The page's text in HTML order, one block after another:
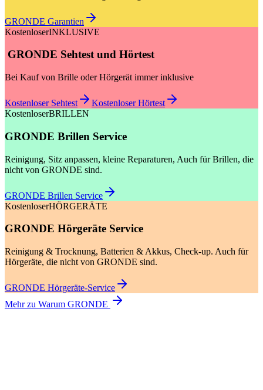
GRONDE Garantien
KostenloserINKLUSIVE
GRONDE Sehtest und Hörtest
Bei Kauf von Brille oder Hörgerät immer inklusive
Kostenloser Sehtest
Kostenloser Hörtest
KostenloserBRILLEN
GRONDE Brillen Service
Reinigung, Sitz anpassen, kleine Reparaturen, Auch für Brillen, die
nicht von GRONDE sind.
GRONDE Brillen Service
KostenloserHÖRGERÄTE
GRONDE Hörgeräte Service
Reinigung & Trocknung, Batterien & Akkus, Check-up. Auch für
Hörgeräte, die nicht von GRONDE sind.
GRONDE Hörgeräte-Service
Mehr zu Warum GRONDE